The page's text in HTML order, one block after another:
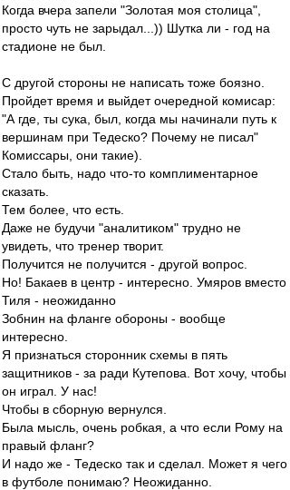
Когда вчера запели "Золотая моя столица",
просто чуть не зарыдал...)) Шутка ли - год на
стадионе не был.
С другой стороны не написать тоже боязно.
Пройдет время и выйдет очередной комисар:
"А где, ты сука, был, когда мы начинали путь к
вершинам при Тедеско? Почему не писал"
Комиссары, они такие).
Стало быть, надо что-то комплиментарное
сказать.
Тем более, что есть.
Даже не будучи "аналитиком" трудно не
увидеть, что тренер творит.
Получится не получится - другой вопрос.
Но! Бакаев в центр - интересно. Умяров вместо
Тиля - неожиданно
Зобнин на фланге обороны - вообще
интересно.
Я признаться сторонник схемы в пять
защитников - за ради Кутепова. Вот хочу, чтобы
он играл. У нас!
Чтобы в сборную вернулся.
Была мысль, очень робкая, а что если Рому на
правый фланг?
И надо же - Тедеско так и сделал. Может я чего
в футболе понимаю? Неожиданно.